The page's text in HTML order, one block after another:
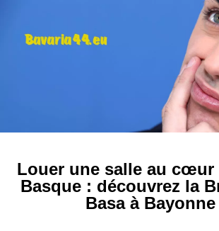
Louer une salle au cœur
Basque : découvrez la
Basa à Bayonne